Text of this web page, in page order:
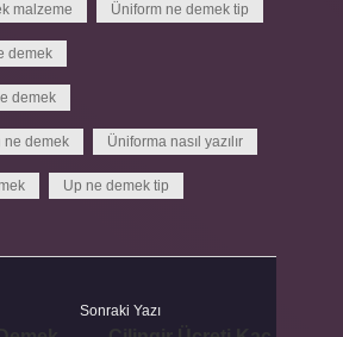
malzeme Üniform ne demek tip
demek
demek
ne demek Üniforma nasıl yazılır
Up ne demek tip
Sonraki Yazı